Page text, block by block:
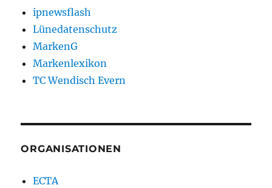
ipnewsflash
Lünedatenschutz
MarkenG
Markenlexikon
TC Wendisch Evern
ORGANISATIONEN
ECTA